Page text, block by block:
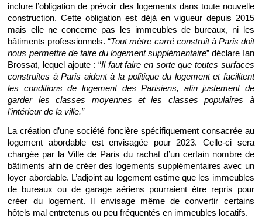
inclure l’obligation de prévoir des logements dans toute nouvelle
construction. Cette obligation est déjà en vigueur depuis 2015
mais elle ne concerne pas les immeubles de bureaux, ni les
bâtiments professionnels. “Tout mètre carré construit à Paris doit
nous permettre de faire du logement supplémentaire” déclare Ian
Brossat, lequel ajoute : “Il faut faire en sorte que toutes surfaces
construites à Paris aident à la politique du logement et facilitent
les conditions de logement des Parisiens, afin justement de
garder les classes moyennes et les classes populaires à
l'intérieur de la ville.”
La création d’une société foncière spécifiquement consacrée au
logement abordable est envisagée pour 2023. Celle-ci sera
chargée par la Ville de Paris du rachat d’un certain nombre de
bâtiments afin de créer des logements supplémentaires avec un
loyer abordable. L’adjoint au logement estime que les immeubles
de bureaux ou de garage aériens pourraient être repris pour
créer du logement. Il envisage même de convertir certains
hôtels mal entretenus ou peu fréquentés en immeubles locatifs.